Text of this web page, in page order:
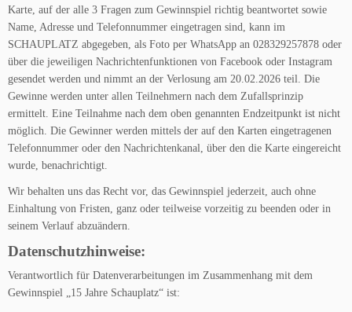
Karte, auf der alle 3 Fragen zum Gewinnspiel richtig beantwortet sowie
Name, Adresse und Telefonnummer eingetragen sind, kann im
SCHAUPLATZ abgegeben, als Foto per WhatsApp an 028329257878 oder
über die jeweiligen Nachrichtenfunktionen von Facebook oder Instagram
gesendet werden und nimmt an der Verlosung am 20.02.2026 teil. Die
Gewinne werden unter allen Teilnehmern nach dem Zufallsprinzip
ermittelt. Eine Teilnahme nach dem oben genannten Endzeitpunkt ist nicht
möglich. Die Gewinner werden mittels der auf den Karten eingetragenen
Telefonnummer oder den Nachrichtenkanal, über den die Karte eingereicht
wurde, benachrichtigt.
Wir behalten uns das Recht vor, das Gewinnspiel jederzeit, auch ohne
Einhaltung von Fristen, ganz oder teilweise vorzeitig zu beenden oder in
seinem Verlauf abzuändern.
Datenschutzhinweise:
Verantwortlich für Datenverarbeitungen im Zusammenhang mit dem
Gewinnspiel „15 Jahre Schauplatz“ ist: